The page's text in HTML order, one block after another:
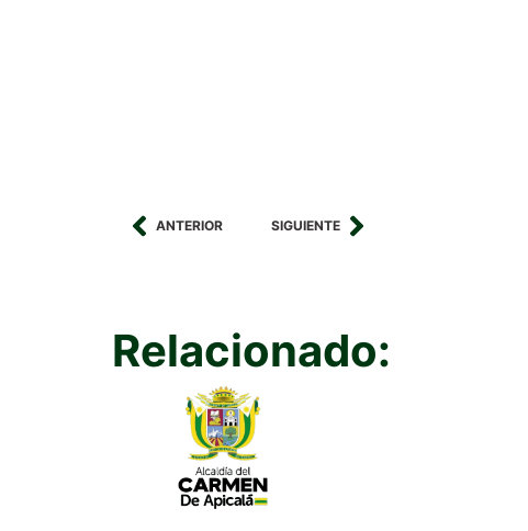
ANTERIOR SIGUIENTE
Relacionado: